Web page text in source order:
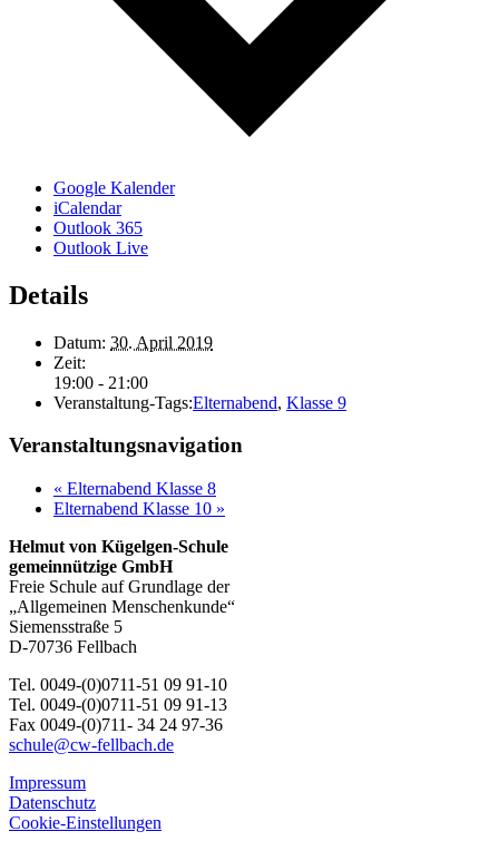
Google Kalender
iCalendar
Outlook 365
Outlook Live
Details
Datum: 30. April 2019
Zeit:
19:00 - 21:00
Veranstaltung-Tags:Elternabend, Klasse 9
Veranstaltungsnavigation
« Elternabend Klasse 8
Elternabend Klasse 10 »
Helmut von Kügelgen-Schule
gemeinnützige GmbH
Freie Schule auf Grundlage der
„Allgemeinen Menschenkunde“
Siemensstraße 5
D-70736 Fellbach
Tel. 0049-(0)0711-51 09 91-10
Tel. 0049-(0)0711-51 09 91-13
Fax 0049-(0)711- 34 24 97-36
schule@cw-fellbach.de
Impressum
Datenschutz
Cookie-Einstellungen